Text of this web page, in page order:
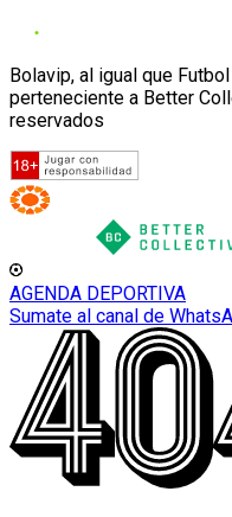
Bolavip, al igual que
perteneciente a Better
reservados
AGENDA DEPORTIVA
Sumate al canal de